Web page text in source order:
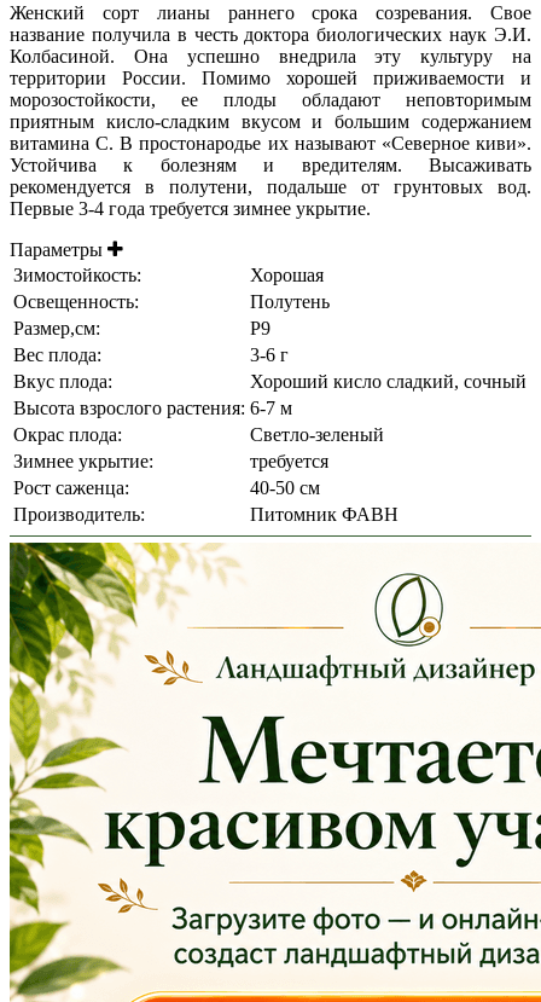
Женский сорт лианы раннего срока созревания. Свое
название получила в честь доктора биологических наук Э.И.
Колбасиной. Она успешно внедрила эту культуру на
территории России. Помимо хорошей приживаемости и
морозостойкости, ее плоды обладают неповторимым
приятным кисло-сладким вкусом и большим содержанием
витамина С. В простонародье их называют «Северное киви».
Устойчива к болезням и вредителям. Высаживать
рекомендуется в полутени, подальше от грунтовых вод.
Первые 3-4 года требуется зимнее укрытие.
Параметры
Зимостойкость:
Хорошая
Освещенность:
Полутень
Размер,см:
Р9
Вес плода:
3-6 г
Вкус плода:
Хороший кисло сладкий, сочный
Высота взрослого растения: 6-7 м
Окрас плода:
Светло-зеленый
Зимнее укрытие:
требуется
Рост саженца:
40-50 см
Производитель:
Питомник ФАВН